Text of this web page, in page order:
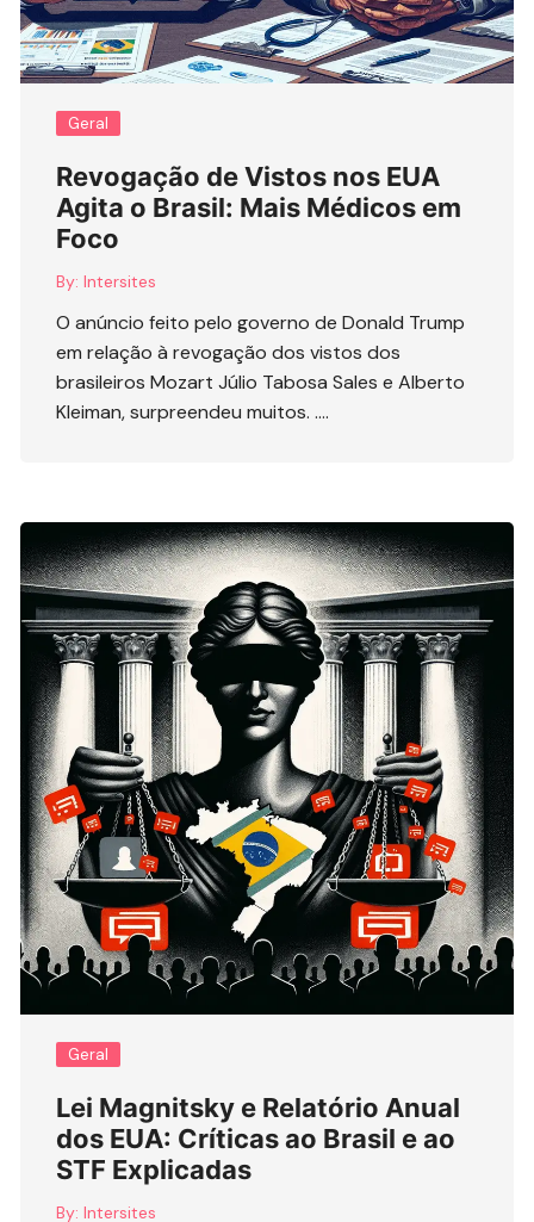
Geral
Revogação de Vistos nos EUA
Agita o Brasil: Mais Médicos em
Foco
By: Intersites
O anúncio feito pelo governo de Donald Trump
em relação à revogação dos vistos dos
brasileiros Mozart Júlio Tabosa Sales e Alberto
Kleiman, surpreendeu muitos. ….
Geral
Lei Magnitsky e Relatório Anual
dos EUA: Críticas ao Brasil e ao
STF Explicadas
By: Intersites